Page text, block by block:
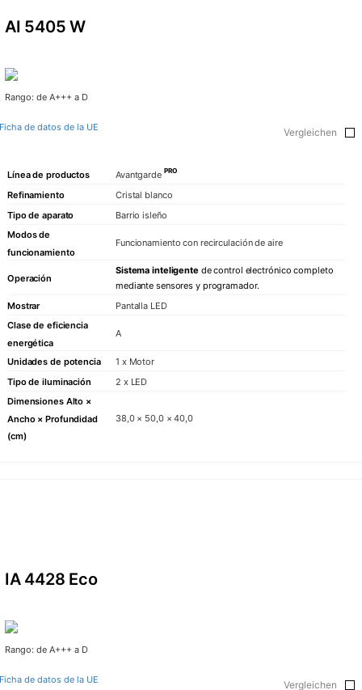
AI 5405 W
Rango: de A+++ a D
Ficha de datos de la UE Vergleichen
Línea de productos Avantgarde PRO
Refinamiento
Cristal blanco
Tipo de aparato
Barrio isleño
Modos de
funcionamiento
Funcionamiento con recirculación de aire
Operación
Sistema inteligente de control electrónico completo
mediante sensores y programador.
Mostrar
Pantalla LED
Clase de eficiencia
energética
A
Unidades de potencia
1 x Motor
Tipo de iluminación
2 x LED
Dimensiones Alto ×
Ancho × Profundidad
(cm)
38,0 × 50,0 × 40,0
IA 4428 Eco
Rango: de A+++ a D
Ficha de datos de la UE Vergleichen